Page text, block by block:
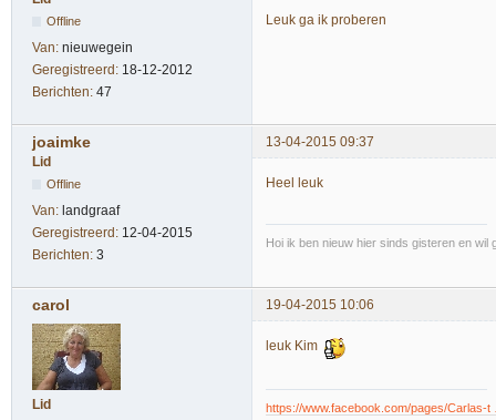
Offline
Van: nieuwegein
Geregistreerd: 18-12-2012
Berichten: 47
Leuk ga ik proberen
joaimke
13-04-2015 09:37
Lid
Offline
Van: landgraaf
Geregistreerd: 12-04-2015
Berichten: 3
Heel leuk
Hoi ik ben nieuw hier sinds gisteren en wil
carol 19-04-2015 10:06
Lid
leuk Kim
https://www.facebook.com/pages/Carlas-